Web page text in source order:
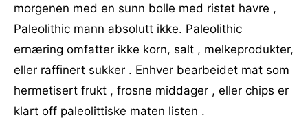
morgenen med en sunn bolle med ristet havre ,
Paleolithic mann absolutt ikke. Paleolithic
ernæring omfatter ikke korn, salt , melkeprodukter,
eller raffinert sukker . Enhver bearbeidet mat som
hermetisert frukt , frosne middager , eller chips er
klart off paleolittiske maten listen .